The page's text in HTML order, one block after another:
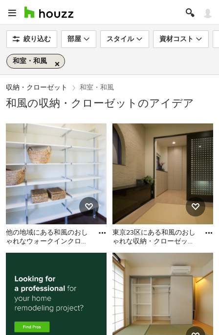
絞り込む 部屋 スタイル 資材コスト
和室・和風
収納・クローゼット 和室・和風
和風の収納・クローゼットのアイデア
他の地域にある和風のおし
ゃれなウォークインクロー
他の地域にある和風のおし
ゼット (オープンシェルフ、
白いキャビネット、合板フ
ローリング、茶色い床、ク
ロスの天井) の写真
東京23区にある和風のおし
ゃれな収納・クローゼット
東京23区にある和風のおし
ゃれな収納・クローゼット
の写真